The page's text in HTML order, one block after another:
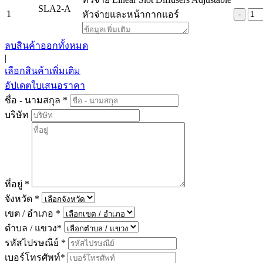
1
SLA2-A
หัวจ่ายและหน้ากากแอร์
-
ลบสินค้าออกทั้งหมด
|
เลือกสินค้าเพิ่มเติม
อัปเดตใบเสนอราคา
ชื่อ - นามสกุล *
บริษัท
ที่อยู่ *
จังหวัด *
เขต / อำเภอ *
ตำบล / แขวง*
รหัสไปรษณีย์ *
เบอร์โทรศัพท์*